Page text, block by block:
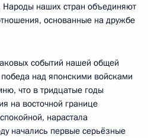
Народы наших стран объединяют
основанные на дружбе
событий нашей общей
над японскими войсками
что в тридцатые годы
на восточной границе
нарастала
начались первые серьёзные